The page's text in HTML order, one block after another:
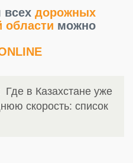
всех дорожных
области можно
Где в Казахстане уже
скорость: список